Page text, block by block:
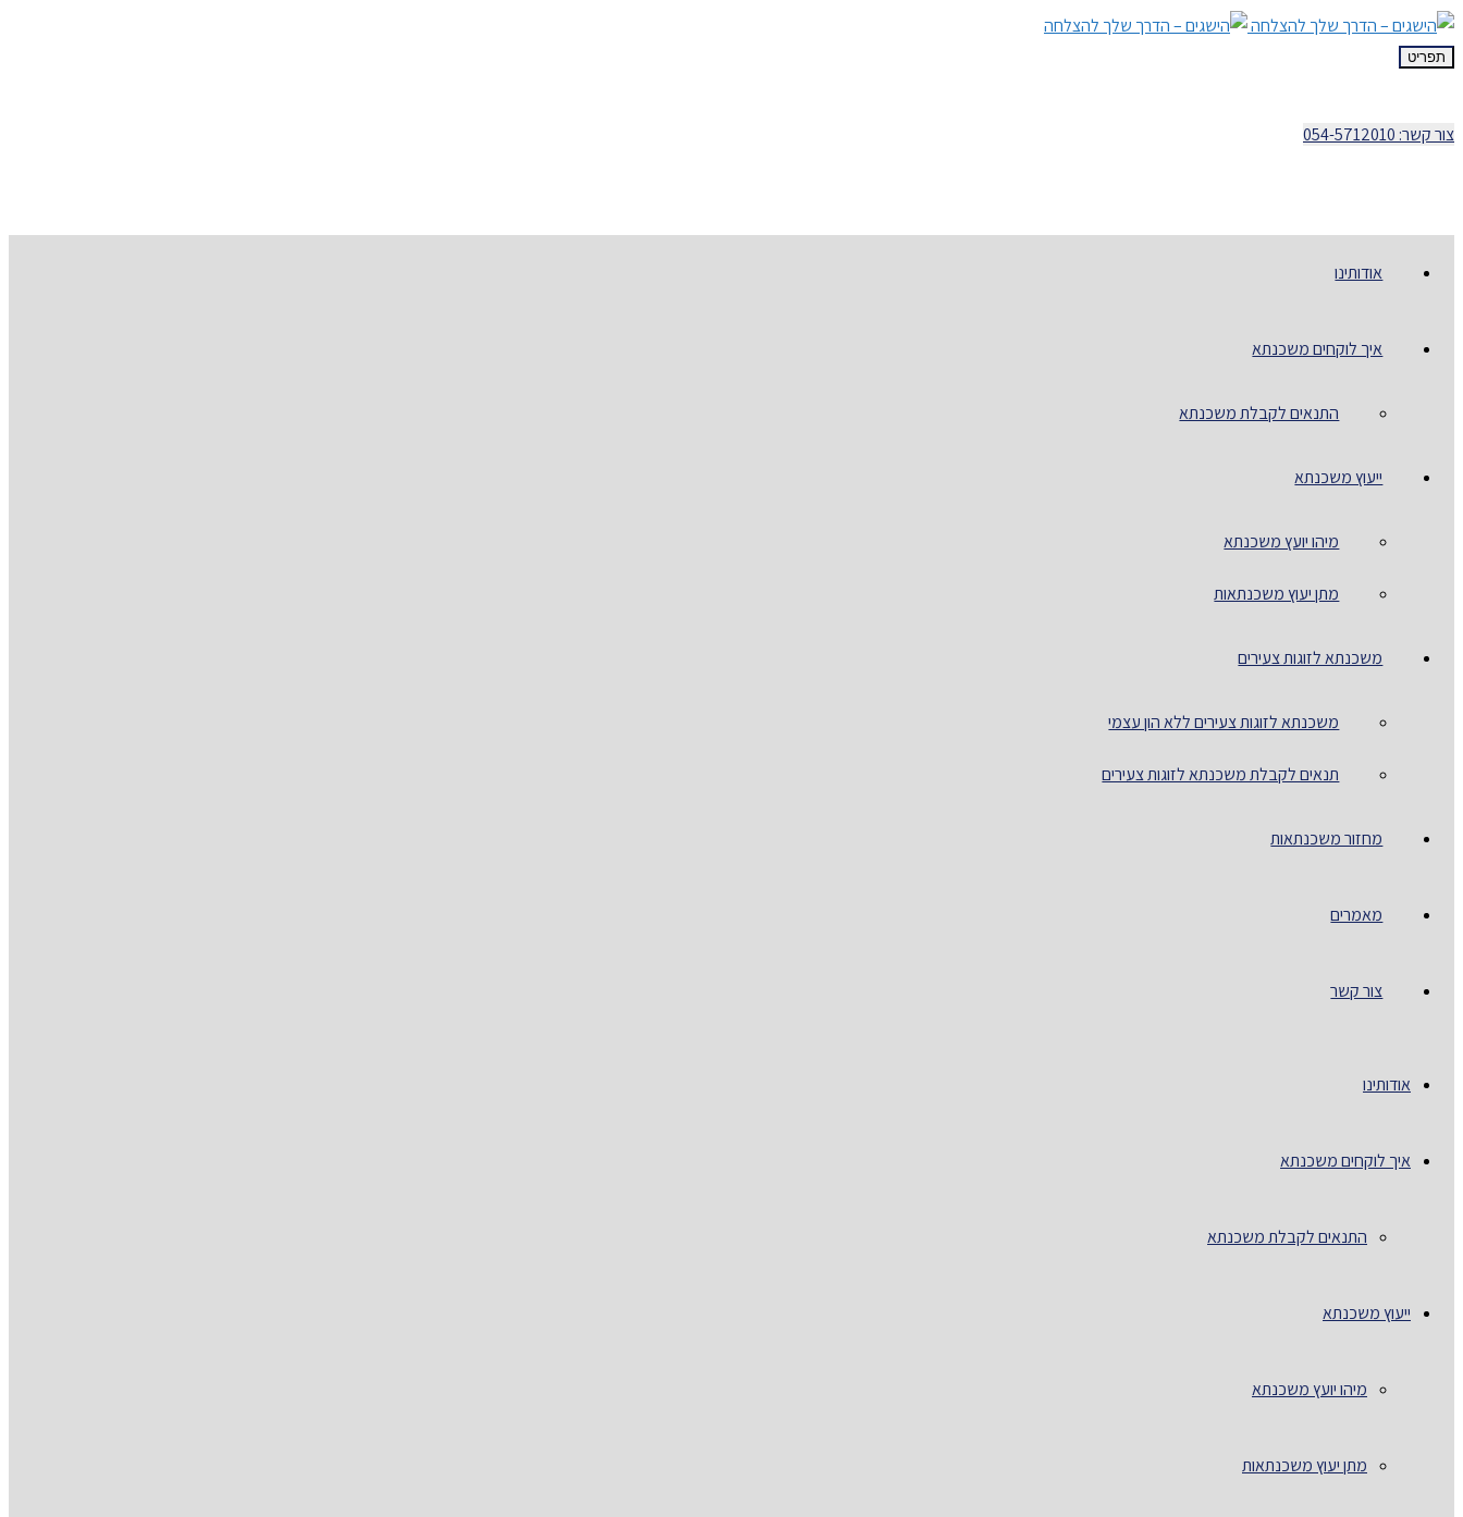
תפריט
צור קשר: 054-5712010
אודותינו
איך לוקחים משכנתא
התנאים לקבלת משכנתא
ייעוץ משכנתא
מיהו יועץ משכנתא
מתן יעוץ משכנתאות
משכנתא לזוגות צעירים
משכנתא לזוגות צעירים ללא הון עצמי
תנאים לקבלת משכנתא לזוגות צעירים
מחזור משכנתאות
מאמרים
צור קשר
אודותינו
איך לוקחים משכנתא
התנאים לקבלת משכנתא
ייעוץ משכנתא
מיהו יועץ משכנתא
מתן יעוץ משכנתאות